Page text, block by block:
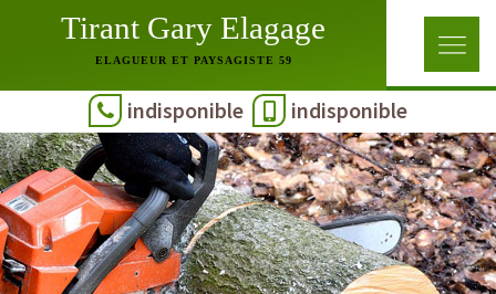
Tirant Gary Elagage
ELAGUEUR ET PAYSAGISTE 59
indisponible indisponible